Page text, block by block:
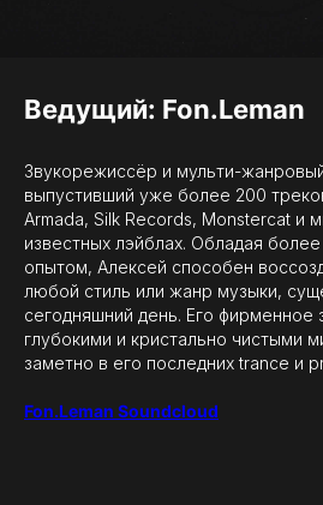
Ведущий: Fon.Leman
Звукорежиссёр и мульти-
выпустивший уже более 200
Armada, Silk Records, Monstercat и
известных лэйблах. Обладая
опытом, Алексей способен
любой стиль или жанр музыки,
сегодняшний день. Его фирменное
глубокими и кристально чистыми
заметно в его последних trance и
Fon.Leman Soundcloud